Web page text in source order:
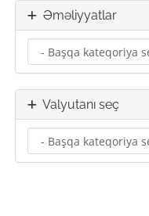
Əməliyyatlar
Valyutanı seç